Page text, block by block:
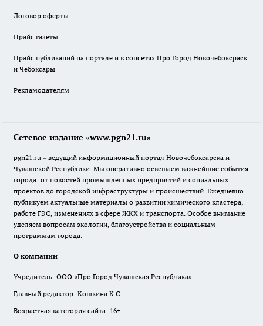
Договор оферты
Прайс газеты
Прайс публикаций на портале и в соцсетях Про Город Новочебоксраск
и Чебоксары
Рекламодателям
Сетевое издание «www.pgn21.ru»
pgn21.ru – ведущий информационный портал Новочебоксарска и
Чувашской Республики. Мы оперативно освещаем важнейшие события
города: от новостей промышленных предприятий и социальных
проектов до городской инфраструктуры и происшествий. Ежедневно
публикуем актуальные материалы о развитии химического кластера,
работе ГЭС, изменениях в сфере ЖКХ и транспорта. Особое внимание
уделяем вопросам экологии, благоустройства и социальным
программам города.
О компании
Учредитель: ООО «Про Город Чувашская Республика»
Главный редактор: Кошкина К.С.
Возрастная категория сайта: 16+